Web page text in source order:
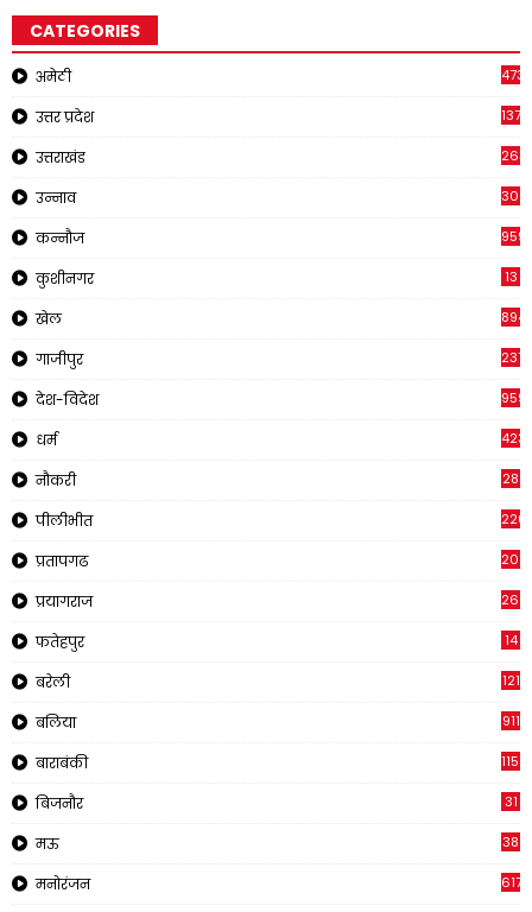
CATEGORIES
अमेठी
उत्तर प्रदेश 1375
उत्तराखंड
उन्नाव 308
कन्नौज 959
कुशीनगर 13
खेल 894
गाजीपुर 237
देश-विदेश 959
धर्म 423
नौकरी 28
पीलीभीत
प्रतापगढ 2011
प्रयागराज 269
फतेहपुर 14
बरेली 121
बलिया 911
बाराबंकी 1150
बिजनौर 31
मऊ 38
मनोरंजन 617